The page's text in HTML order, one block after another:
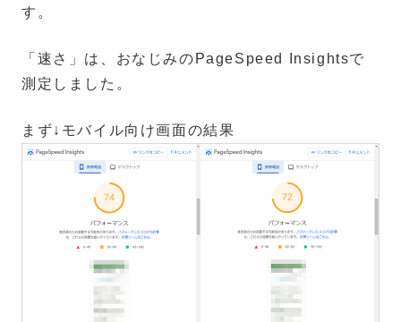
す。
「速さ」は、おなじみのPageSpeed Insightsで
測定しました。
まず↓モバイル向け画面の結果